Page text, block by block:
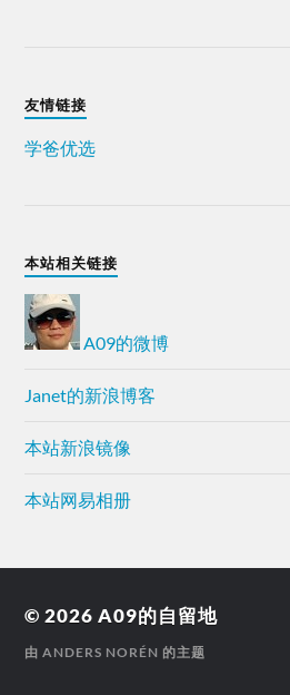
友情链接
学爸优选
本站相关链接
A09的微博
Janet的新浪博客
本站新浪镜像
本站网易相册
© 2026A09的自留地
由ANDERS NORÉN 的主题